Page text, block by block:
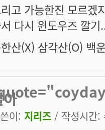
고 가능한진 모르
다시 윈도우즈 깔
산(X) 삼각산(O) 백
아
이: 지리즈 / 작성시간